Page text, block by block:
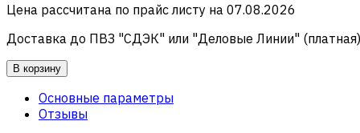
Цена рассчитана по прайс листу на 07.08.2026
Доставка до ПВЗ "СДЭК" или "Деловые Линии" (платная)
В корзину
Основные параметры
Отзывы